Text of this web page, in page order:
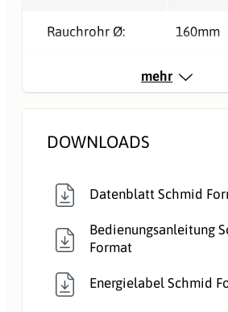
Rauchrohr Ø: 160mm
Verglasung:
Wärmetransport:
mehr
DOWNLOADS
Datenblatt Schmid
Bedienungsanleitung
Format
Energielabel Schmid